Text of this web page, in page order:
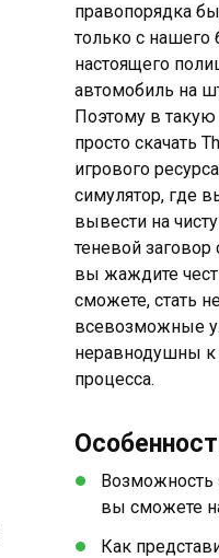
правопорядка
только с нашего
настоящего
автомобиль на
Поэтому в такую
просто скачать
игрового
симулятор, где
вывести на
теневой
вы жаждите
сможете, стать
всевозможные
неравнодушны к
процесса.
Возможность
вы сможете
Как